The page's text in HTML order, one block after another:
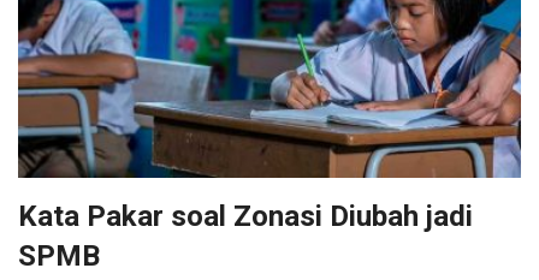
Kata Pakar soal Zonasi Diubah jadi
SPMB